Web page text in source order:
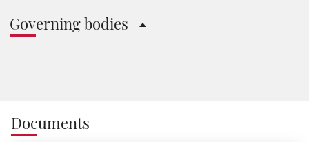
Governing bodies
Documents